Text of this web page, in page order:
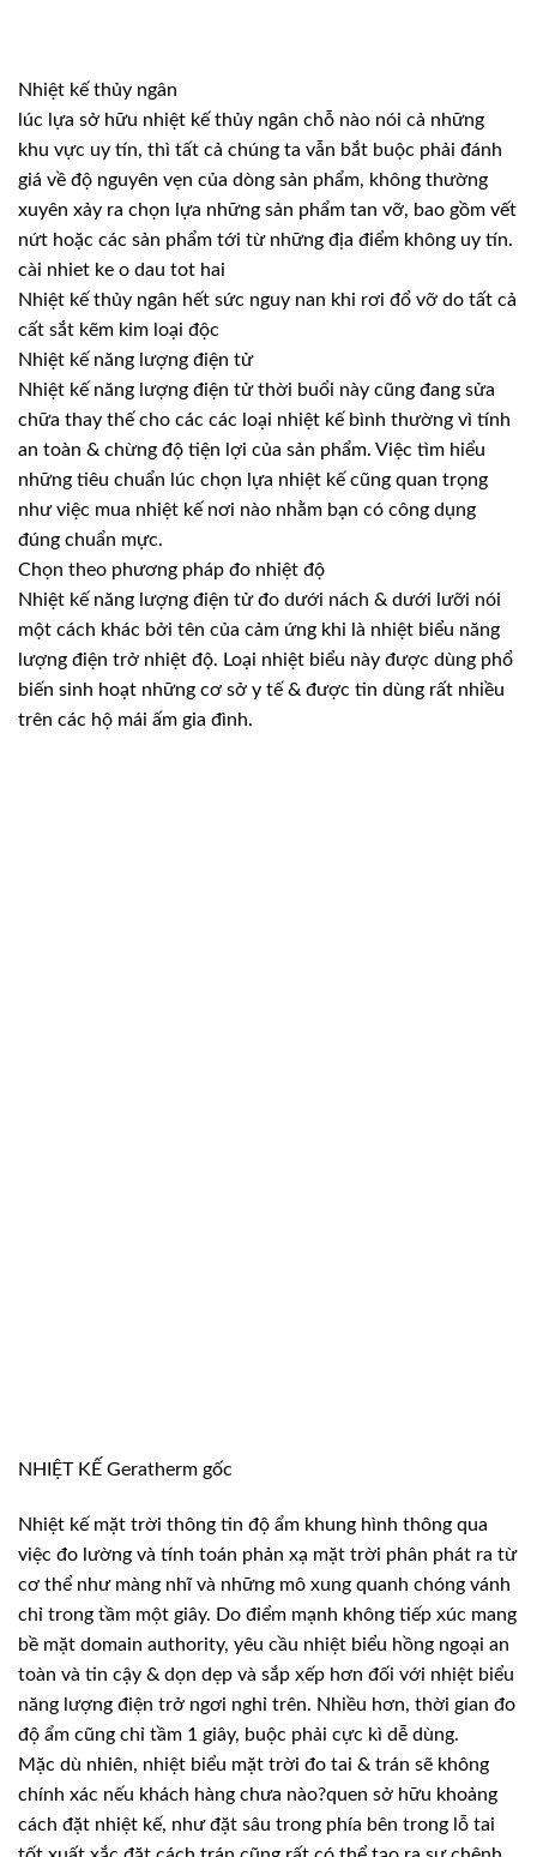
Nhiệt kế thủy ngân
lúc lựa sở hữu nhiệt kế thủy ngân chỗ nào nói cả những
khu vực uy tín, thì tất cả chúng ta vẫn bắt buộc phải đánh
giá về độ nguyên vẹn của dòng sản phẩm, không thường
xuyên xảy ra chọn lựa những sản phẩm tan vỡ, bao gồm vết
nứt hoặc các sản phẩm tới từ những địa điểm không uy tín.
cài nhiet ke o dau tot hai
Nhiệt kế thủy ngân hết sức nguy nan khi rơi đổ vỡ do tất cả
cất sắt kẽm kim loại độc
Nhiệt kế năng lượng điện tử
Nhiệt kế năng lượng điện tử thời buổi này cũng đang sửa
chữa thay thế cho các các loại nhiệt kế bình thường vì tính
an toàn & chừng độ tiện lợi của sản phẩm. Việc tìm hiểu
những tiêu chuẩn lúc chọn lựa nhiệt kế cũng quan trọng
như việc mua nhiệt kế nơi nào nhằm bạn có công dụng
đúng chuẩn mực.
Chọn theo phương pháp đo nhiệt độ
Nhiệt kế năng lượng điện tử đo dưới nách & dưới lưỡi nói
một cách khác bởi tên của cảm ứng khi là nhiệt biểu năng
lượng điện trở nhiệt độ. Loại nhiệt biểu này được dùng phổ
biến sinh hoạt những cơ sở y tế & được tin dùng rất nhiều
trên các hộ mái ấm gia đình.
NHIỆT KẾ Geratherm gốc
Nhiệt kế mặt trời thông tin độ ẩm khung hình thông qua
việc đo lường và tính toán phản xạ mặt trời phân phát ra từ
cơ thể như màng nhĩ và những mô xung quanh chóng vánh
chỉ trong tầm một giây. Do điểm mạnh không tiếp xúc mang
bề mặt domain authority, yêu cầu nhiệt biểu hồng ngoại an
toàn và tin cậy & dọn dẹp và sắp xếp hơn đối với nhiệt biểu
năng lượng điện trở ngơi nghỉ trên. Nhiều hơn, thời gian đo
độ ẩm cũng chỉ tầm 1 giây, buộc phải cực kì dễ dùng.
Mặc dù nhiên, nhiệt biểu mặt trời đo tai & trán sẽ không
chính xác nếu khách hàng chưa nào?quen sở hữu khoảng
cách đặt nhiệt kế, như đặt sâu trong phía bên trong lỗ tai